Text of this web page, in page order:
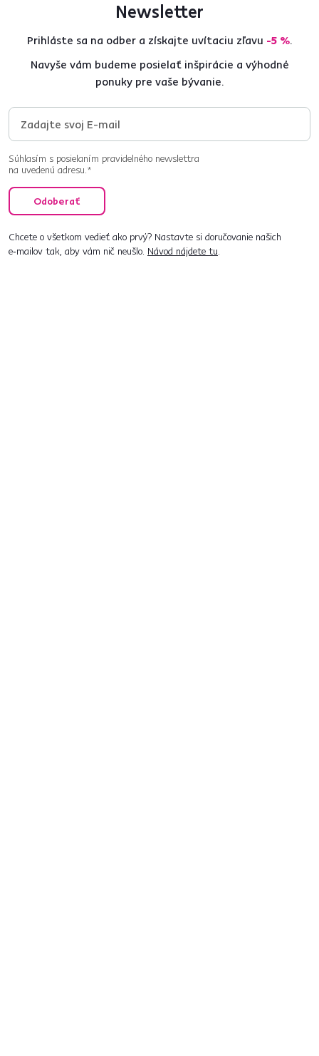
Newsletter
Prihláste sa na odber a získajte uvítaciu zľavu -5 %.
Navyše vám budeme posielať inšpirácie a výhodné
ponuky pre vaše bývanie.
Súhlasím s posielaním pravidelného newslettra
na uvedenú adresu.*
Odoberať
Chcete o všetkom vedieť ako prvý? Nastavte si doručovanie našich
e‑mailov tak, aby vám nič neušlo. Návod nájdete tu.